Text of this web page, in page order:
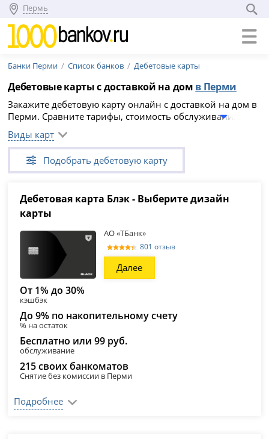
Пермь
Банки Перми Список банков Дебетовые карты
Дебетовые карты с доставкой на дом в Перми
Закажите дебетовую карту онлайн с доставкой на дом в
Перми. Сравните тарифы, стоимость обслуживания,
кэшбэк, проценты на остаток и условия доставки, затем
заполните заявку на сайте банка. Решение, срок
выпуска и возможность курьерской доставки зависят от
банка, адреса и выбранной карты.
Виды карт
Подобрать дебетовую карту
Дебетовая карта Блэк - Выберите дизайн
карты
АО «ТБанк»
801 отзыв
Далее
От 1% до 30%
кэшбэк
До 9% по накопительному счету
% на остаток
Бесплатно или 99 руб.
обслуживание
215 своих банкоматов
Снятие без комиссии в Перми
Подробнее